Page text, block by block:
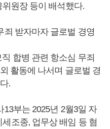
원장 등이 배석했다.
받자마자 글로벌 경영
합병 관련 항소심 무죄
활동에 나서며 글로벌 경
.
부는 2025년 2월3일 자
조종, 업무상 배임 등 혐